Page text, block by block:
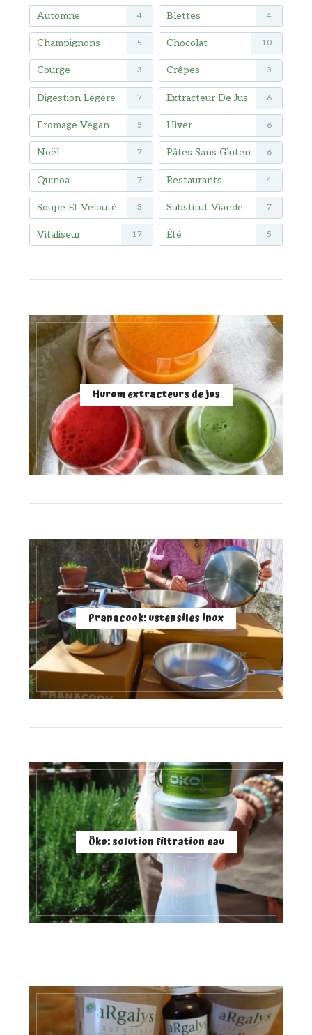
Automne 4 Blettes 4
Champignons 5 Chocolat 10
Courge 3 Crêpes 3
Digestion Légère 7 Extracteur De Jus 6
Fromage Vegan 5 Hiver 6
Noël 7 Pâtes Sans Gluten 6
Quinoa 7 Restaurants 4
Soupe Et Velouté 3 Substitut Viande 7
Vitaliseur 17 Été 5
Hurom extracteurs de jus
Pranacook: ustensiles inox
Öko: solution filtration eau